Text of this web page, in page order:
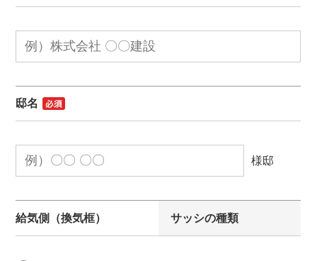
邸名
様邸
給気側（換気框） サッシの種類